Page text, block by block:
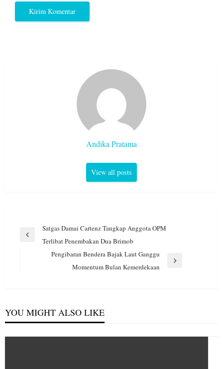
Andika Pratama
View all posts
Navigasi
Previous
Satgas Damai Cartenz Tangkap Anggota OPM
Terlibat Penembakan Dua Brimob
Pengibaran Bendera Bajak Laut Ganggu
Momentum Bulan Kemerdekaan
YOU MIGHT ALSO LIKE